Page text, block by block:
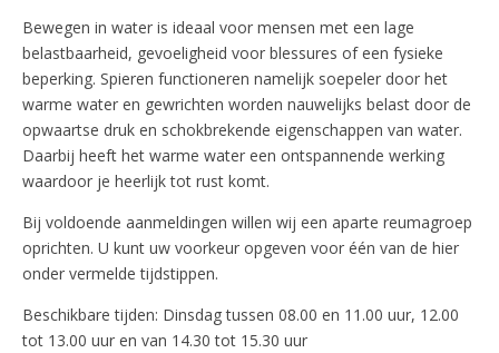
Bewegen in water is ideaal voor mensen met een lage
belastbaarheid, gevoeligheid voor blessures of een fysieke
beperking. Spieren functioneren namelijk soepeler door het
warme water en gewrichten worden nauwelijks belast door de
opwaartse druk en schokbrekende eigenschappen van water.
Daarbij heeft het warme water een ontspannende werking
waardoor je heerlijk tot rust komt.
Bij voldoende aanmeldingen willen wij een aparte reumagroep
oprichten. U kunt uw voorkeur opgeven voor één van de hier
onder vermelde tijdstippen.
Beschikbare tijden: Dinsdag tussen 08.00 en 11.00 uur, 12.00
tot 13.00 uur en van 14.30 tot 15.30 uur